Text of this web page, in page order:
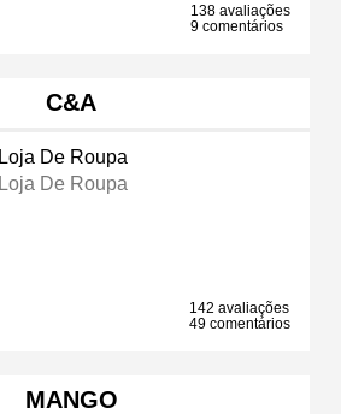
138 avaliações
9 comentários
C&A
Loja De Roupa
Loja De Roupa
142 avaliações
49 comentários
MANGO